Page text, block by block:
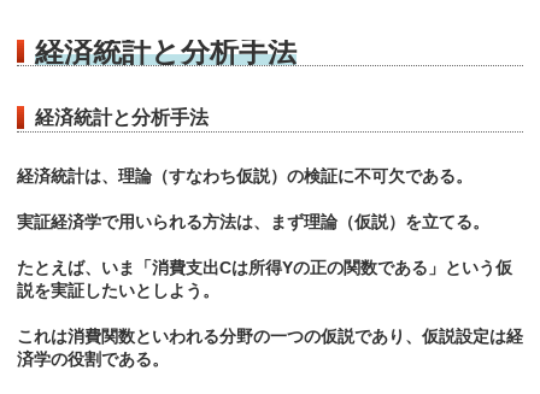
経済統計と分析手法
経済統計と分析手法
経済統計は、理論（すなわち仮説）の検証に不可欠である。
実証経済学で用いられる方法は、まず理論（仮説）を立てる。
たとえば、いま「消費支出Cは所得Yの正の関数である」という仮
説を実証したいとしよう。
これは消費関数といわれる分野の一つの仮説であり、仮説設定は経
済学の役割である。